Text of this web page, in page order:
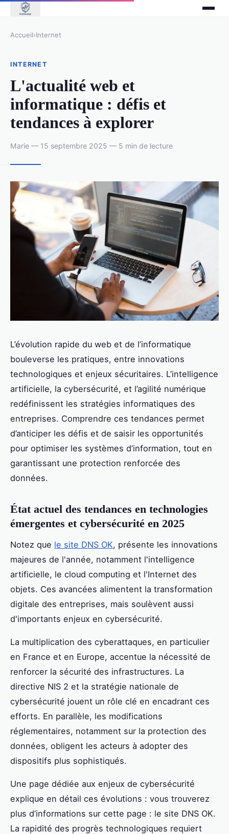
Accueil›Internet
INTERNET
L'actualité web et
informatique : défis et
tendances à explorer
Marie — 15 septembre 2025 — 5 min de lecture
L’évolution rapide du web et de l’informatique
bouleverse les pratiques, entre innovations
technologiques et enjeux sécuritaires. L’intelligence
artificielle, la cybersécurité, et l’agilité numérique
redéfinissent les stratégies informatiques des
entreprises. Comprendre ces tendances permet
d’anticiper les défis et de saisir les opportunités
pour optimiser les systèmes d’information, tout en
garantissant une protection renforcée des
données.
État actuel des tendances en technologies
émergentes et cybersécurité en 2025
Notez que le site DNS OK, présente les innovations
majeures de l'année, notamment l'intelligence
artificielle, le cloud computing et l'Internet des
objets. Ces avancées alimentent la transformation
digitale des entreprises, mais soulèvent aussi
d'importants enjeux en cybersécurité.
La multiplication des cyberattaques, en particulier
en France et en Europe, accentue la nécessité de
renforcer la sécurité des infrastructures. La
directive NIS 2 et la stratégie nationale de
cybersécurité jouent un rôle clé en encadrant ces
efforts. En parallèle, les modifications
réglementaires, notamment sur la protection des
données, obligent les acteurs à adopter des
dispositifs plus sophistiqués.
Une page dédiée aux enjeux de cybersécurité
explique en détail ces évolutions : vous trouverez
plus d’informations sur cette page : le site DNS OK.
La rapidité des progrès technologiques requiert